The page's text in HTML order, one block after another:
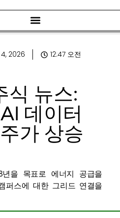
2026 12:47 오전
식 뉴스:
데이터
가 상승
을 목표로 에너지 공급을
퍼스에 대한 그리드 연결을